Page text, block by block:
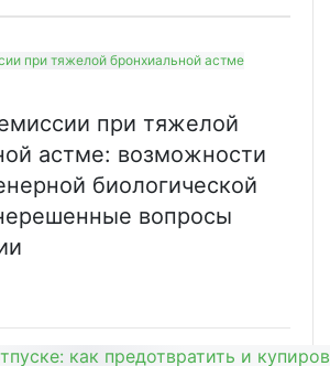
при тяжелой
астме: возможности
биологической
вопросы